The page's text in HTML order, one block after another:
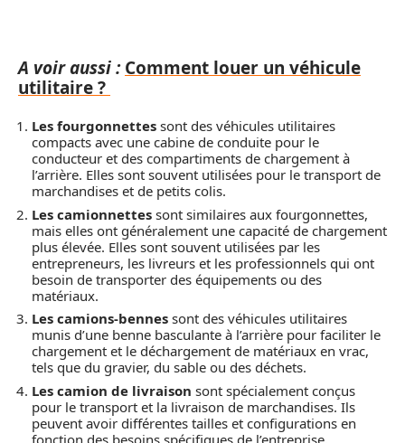
A voir aussi : Comment louer un véhicule
utilitaire ?
Les fourgonnettes sont des véhicules utilitaires
compacts avec une cabine de conduite pour le
conducteur et des compartiments de chargement à
l’arrière. Elles sont souvent utilisées pour le transport de
marchandises et de petits colis.
Les camionnettes sont similaires aux fourgonnettes,
mais elles ont généralement une capacité de chargement
plus élevée. Elles sont souvent utilisées par les
entrepreneurs, les livreurs et les professionnels qui ont
besoin de transporter des équipements ou des
matériaux.
Les camions-bennes sont des véhicules utilitaires
munis d’une benne basculante à l’arrière pour faciliter le
chargement et le déchargement de matériaux en vrac,
tels que du gravier, du sable ou des déchets.
Les camion de livraison sont spécialement conçus
pour le transport et la livraison de marchandises. Ils
peuvent avoir différentes tailles et configurations en
fonction des besoins spécifiques de l’entreprise.